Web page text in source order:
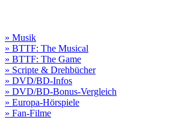
» Musik
» BTTF: The Musical
» BTTF: The Game
» Scripte & Drehbücher
» DVD/BD-Infos
» DVD/BD-Bonus-Vergleich
» Europa-Hörspiele
» Fan-Filme